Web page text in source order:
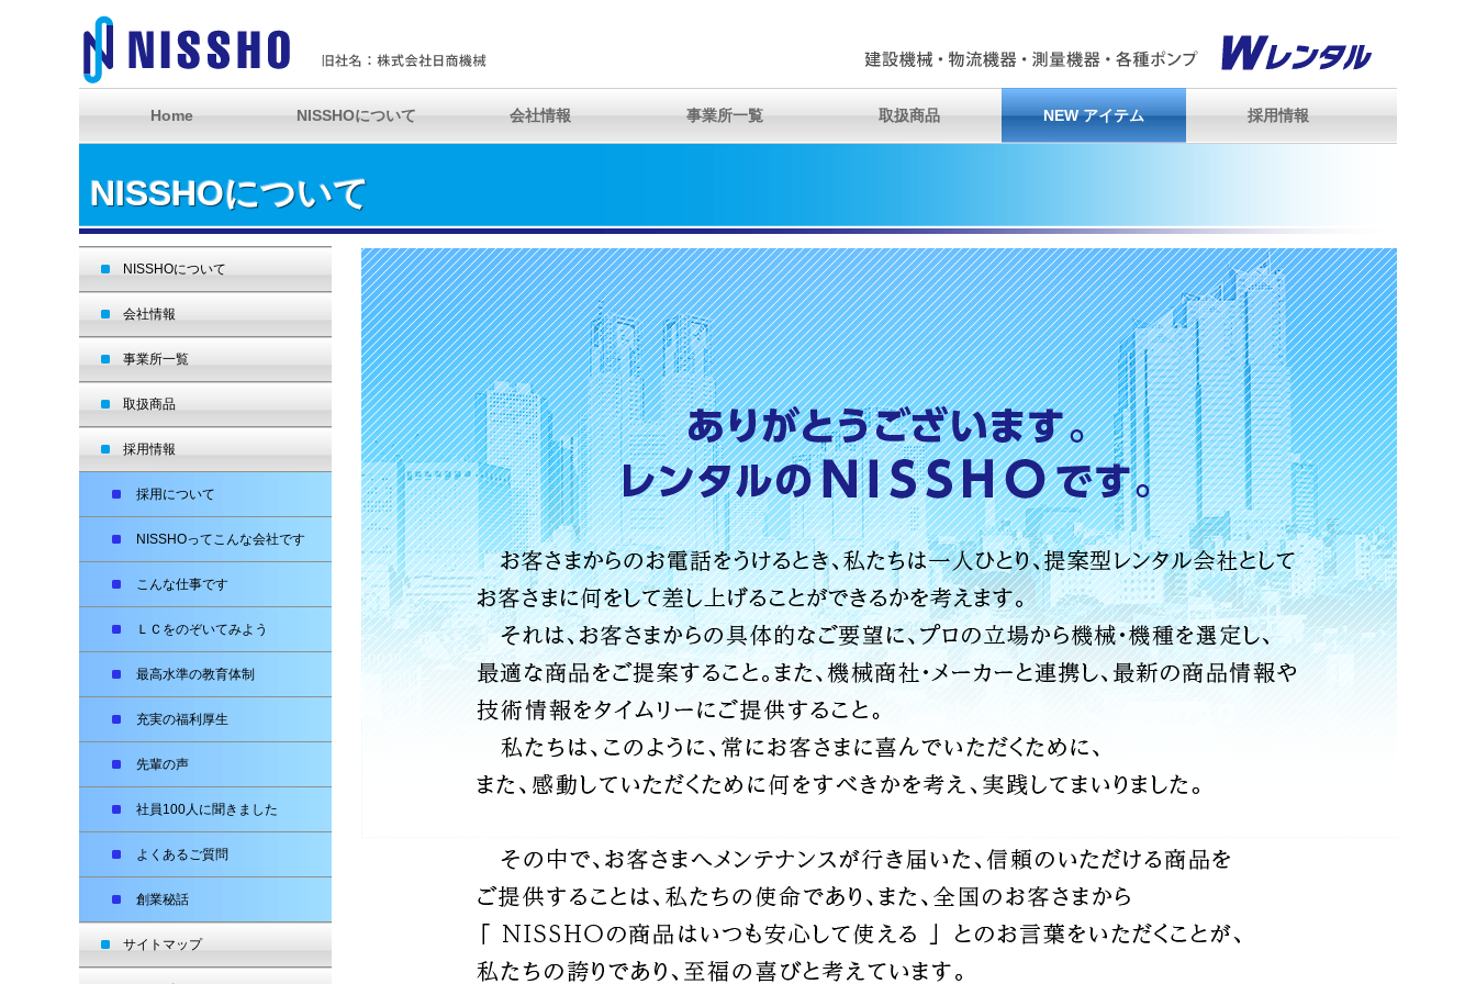
Home NISSHOについて 会社情報 事業所一覧 取扱商品 NEW アイテム 採用情報
NISSHOについて
NISSHOについて
会社情報
事業所一覧
取扱商品
採用情報
採用について
NISSHOってこんな会社です
こんな仕事です
ＬＣをのぞいてみよう
最高水準の教育体制
充実の福利厚生
先輩の声
社員100人に聞きました
よくあるご質問
創業秘話
サイトマップ